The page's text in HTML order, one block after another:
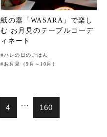
紙の器「WASARA」で楽し
む お月見のテーブルコーデ
ィネート
#ハレの日のごはん
# お月見（9月～10月）
4 ... 160